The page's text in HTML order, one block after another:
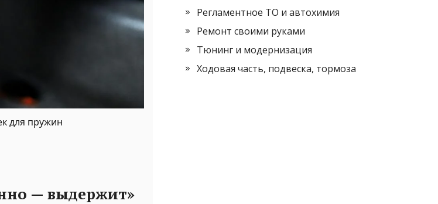
для пружин
— выдержит»
Регламентное ТО и автохимия
Ремонт своими руками
Тюнинг и модернизация
Ходовая часть, подвеска, тормоза